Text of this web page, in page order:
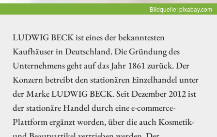
Bildquelle: pixabay.com
LUDWIG BECK ist eines der bekanntesten
Kaufhäuser in Deutschland. Die Gründung des
Unternehmens geht auf das Jahr 1861 zurück. Der
Konzern betreibt den stationären Einzelhandel unter
der Marke LUDWIG BECK. Seit Dezember 2012 ist
der stationäre Handel durch eine e-commerce-
Plattform ergänzt worden, über die auch Kosmetik-